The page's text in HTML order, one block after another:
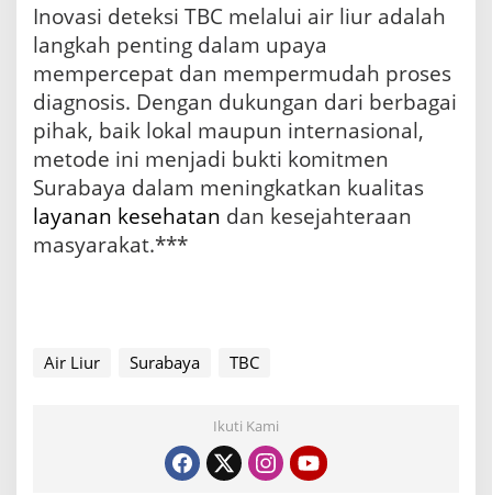
Inovasi deteksi TBC melalui air liur adalah
langkah penting dalam upaya
mempercepat dan mempermudah proses
diagnosis. Dengan dukungan dari berbagai
pihak, baik lokal maupun internasional,
metode ini menjadi bukti komitmen
Surabaya dalam meningkatkan kualitas
layanan kesehatan dan kesejahteraan
masyarakat.***
Air Liur Surabaya TBC
Ikuti Kami